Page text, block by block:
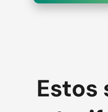
Estos